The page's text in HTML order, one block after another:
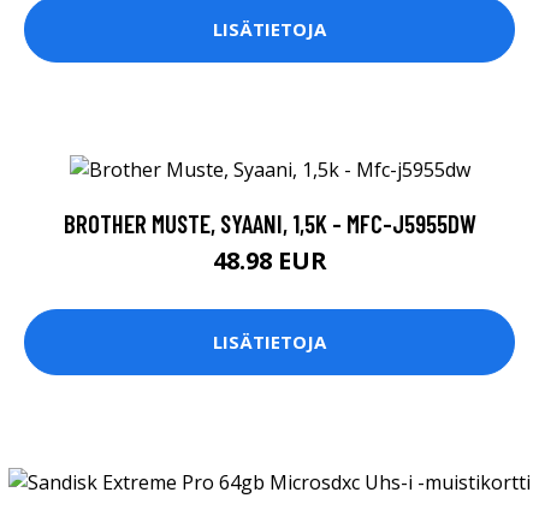
LISÄTIETOJA
BROTHER MUSTE, SYAANI, 1,5K - MFC-J5955DW
48.98 EUR
LISÄTIETOJA